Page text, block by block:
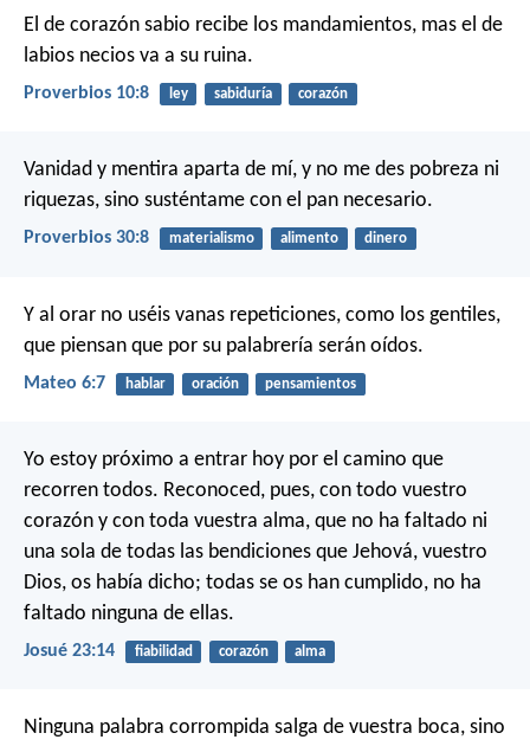
El de corazón sabio recibe los mandamientos, mas el de
labios necios va a su ruina.
Proverbios 10:8 ley sabiduría corazón
Vanidad y mentira aparta de mí, y no me des pobreza ni
riquezas, sino susténtame con el pan necesario.
Proverbios 30:8 materialismo alimento dinero
Y al orar no uséis vanas repeticiones, como los gentiles,
que piensan que por su palabrería serán oídos.
Mateo 6:7 hablar oración pensamientos
Yo estoy próximo a entrar hoy por el camino que
recorren todos. Reconoced, pues, con todo vuestro
corazón y con toda vuestra alma, que no ha faltado ni
una sola de todas las bendiciones que Jehová, vuestro
Dios, os había dicho; todas se os han cumplido, no ha
faltado ninguna de ellas.
Josué 23:14 fiabilidad corazón alma
Ninguna palabra corrompida salga de vuestra boca, sino